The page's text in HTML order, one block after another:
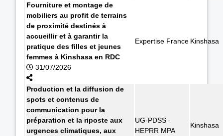
Fourniture et montage de
mobiliers au profit de terrains
de proximité destinés à
accueillir et à garantir la
pratique des filles et jeunes
femmes à Kinshasa en RDC
31/07/2026
Expertise France Kinshasa
Production et la diffusion de
spots et contenus de
communication pour la
préparation et la riposte aux
urgences climatiques, aux
UG-PDSS -
HEPRR MPA
Kinshasa